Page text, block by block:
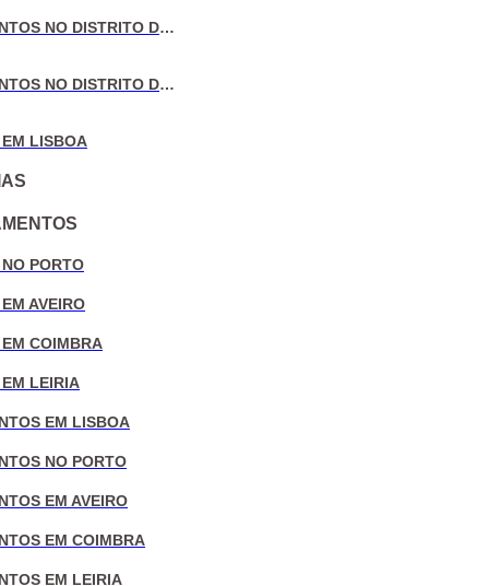
VENDA DE APARTAMENTOS NO DISTRITO DE COIMBRA
VENDA DE APARTAMENTOS NO DISTRITO DE LEIRIA
LISBOA
PORTO
AVEIRO
COIMBRA
LEIRIA
EM LISBOA
NO PORTO
EM AVEIRO
EM COIMBRA
EM LEIRIA